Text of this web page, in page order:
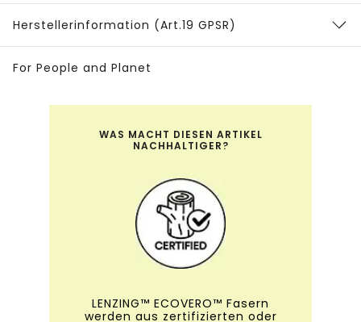
Herstellerinformation (Art.19 GPSR)
For People and Planet
WAS MACHT DIESEN ARTIKEL
NACHHALTIGER?
LENZING™ ECOVERO™ Fasern
werden aus zertifizierten oder